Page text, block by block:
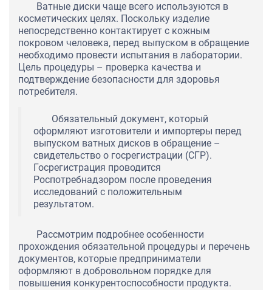
Ватные диски чаще всего используются в
косметических целях. Поскольку изделие
непосредственно контактирует с кожным
покровом человека, перед выпуском в обращение
необходимо провести испытания в лаборатории.
Цель процедуры – проверка качества и
подтверждение безопасности для здоровья
потребителя.
Обязательный документ, который
оформляют изготовители и импортеры перед
выпуском ватных дисков в обращение –
свидетельство о госрегистрации (СГР).
Госрегистрация проводится
Роспотребнадзором после проведения
исследований с положительным
результатом.
Рассмотрим подробнее особенности
прохождения обязательной процедуры и перечень
документов, которые предприниматели
оформляют в добровольном порядке для
повышения конкурентоспособности продукта.